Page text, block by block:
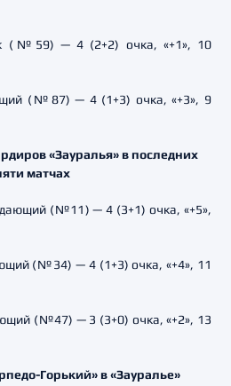
(№59) — 4 (2+2) очка, «+1», 10
(№87) — 4 (1+3) очка, «+3», 9
«Зауралья» в последних
матчах
(№11) — 4 (3+1) очка, «+5»,
(№34) — 4 (1+3) очка, «+4», 11
(№47) — 3 (3+0) очка, «+2», 13
Горький» в «Зауралье»